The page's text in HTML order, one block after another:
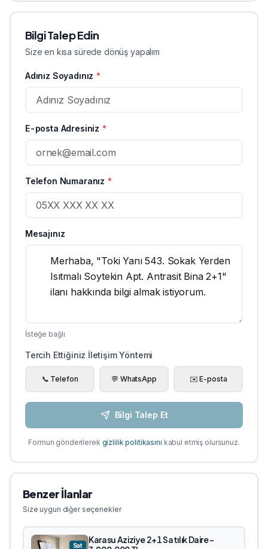
Bilgi Talep Edin
Size en kısa sürede dönüş yapalım
Adınız Soyadınız *
E-posta Adresiniz *
Telefon Numaranız *
Mesajınız
İsteğe bağlı
Tercih Ettiğiniz İletişim Yöntemi
📞 Telefon 💬 WhatsApp ✉️ E-posta
Bilgi Talep Et
Formun gönderilerek gizlilik politikasını kabul etmiş olursunuz.
Benzer İlanlar
Size uygun diğer seçenekler
Sat
Karasu Aziziye 2+1 Satılık Daire -